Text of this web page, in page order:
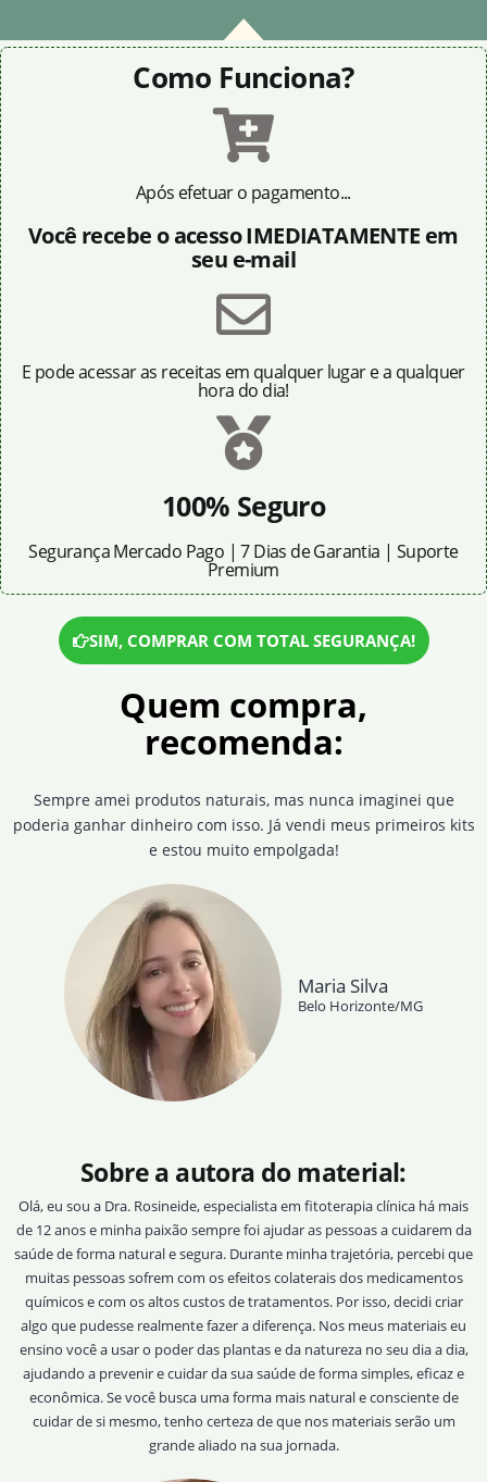
Como Funciona?
Após efetuar o pagamento...
Você recebe o acesso IMEDIATAMENTE em
seu e-mail
E pode acessar as receitas em qualquer lugar e a qualquer
hora do dia!
100% Seguro
Segurança Mercado Pago | 7 Dias de Garantia | Suporte
Premium
SIM, COMPRAR COM TOTAL SEGURANÇA!
Quem compra,
recomenda:
Sempre amei produtos naturais, mas nunca imaginei que
poderia ganhar dinheiro com isso. Já vendi meus primeiros kits
e estou muito empolgada!
Maria Silva
Belo Horizonte/MG
Sobre a autora do material:
Olá, eu sou a Dra. Rosineide, especialista em fitoterapia clínica há mais
de 12 anos e minha paixão sempre foi ajudar as pessoas a cuidarem da
saúde de forma natural e segura. Durante minha trajetória, percebi que
muitas pessoas sofrem com os efeitos colaterais dos medicamentos
químicos e com os altos custos de tratamentos. Por isso, decidi criar
algo que pudesse realmente fazer a diferença. Nos meus materiais eu
ensino você a usar o poder das plantas e da natureza no seu dia a dia,
ajudando a prevenir e cuidar da sua saúde de forma simples, eficaz e
econômica. Se você busca uma forma mais natural e consciente de
cuidar de si mesmo, tenho certeza de que nos materiais serão um
grande aliado na sua jornada.